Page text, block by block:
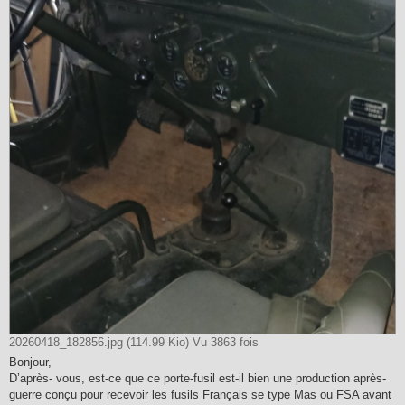
20260418_182856.jpg (114.99 Kio) Vu 3863 fois
Bonjour,
D’après- vous, est-ce que ce porte-fusil est-il bien une production après-
guerre conçu pour recevoir les fusils Français se type Mas ou FSA avant